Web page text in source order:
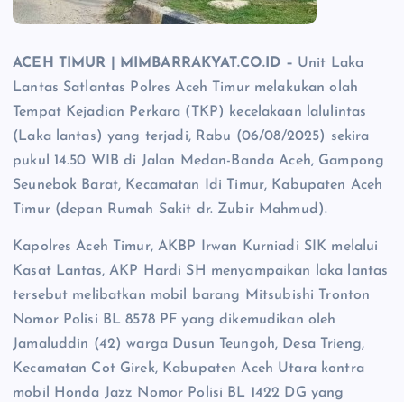
ACEH TIMUR | MIMBARRAKYAT.CO.ID – Unit Laka
Lantas Satlantas Polres Aceh Timur melakukan olah
Tempat Kejadian Perkara (TKP) kecelakaan lalulintas
(Laka lantas) yang terjadi, Rabu (06/08/2025) sekira
pukul 14.50 WIB di Jalan Medan-Banda Aceh, Gampong
Seunebok Barat, Kecamatan Idi Timur, Kabupaten Aceh
Timur (depan Rumah Sakit dr. Zubir Mahmud).
Kapolres Aceh Timur, AKBP Irwan Kurniadi SIK melalui
Kasat Lantas, AKP Hardi SH menyampaikan laka lantas
tersebut melibatkan mobil barang Mitsubishi Tronton
Nomor Polisi BL 8578 PF yang dikemudikan oleh
Jamaluddin (42) warga Dusun Teungoh, Desa Trieng,
Kecamatan Cot Girek, Kabupaten Aceh Utara kontra
mobil Honda Jazz Nomor Polisi BL 1422 DG yang